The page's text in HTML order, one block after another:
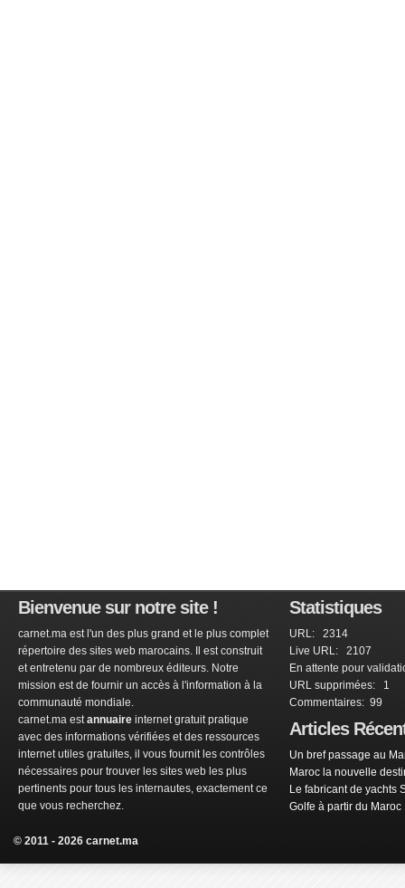
Bienvenue sur notre site !
carnet.ma est l'un des plus grand et le plus complet
répertoire des sites web marocains. Il est construit
et entretenu par de nombreux éditeurs. Notre
mission est de fournir un accès à l'information à la
communauté mondiale.
carnet.ma estannuaire internet gratuit pratique
avec des informations vérifiées et des ressources
internet utiles gratuites, il vous fournit les contrôles
nécessaires pour trouver les sites web les plus
pertinents pour tous les internautes, exactement ce
que vous recherchez.
Statistiques
URL: 2314
Live URL: 2107
En attente pour
URL supprimées: 1
Commentaires: 99
Articles
Un bref passage au
Maroc la nouvelle
Le fabricant de yachts
Golfe à partir du Maroc
© 2011 - 2026 carnet.ma